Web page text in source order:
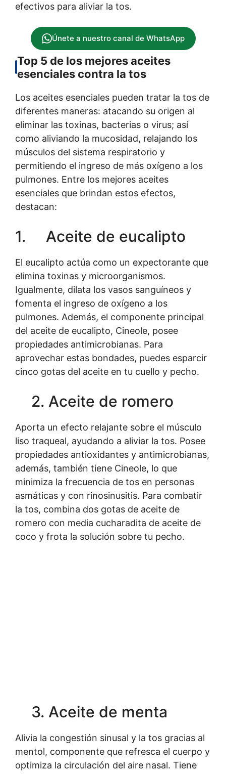
efectivos para aliviar la tos.
Únete a nuestro canal de WhatsApp
Top 5 de los mejores aceites
esenciales contra la tos
Los aceites esenciales pueden tratar la tos de
diferentes maneras: atacando su origen al
eliminar las toxinas, bacterias o virus; así
como aliviando la mucosidad, relajando los
músculos del sistema respiratorio y
permitiendo el ingreso de más oxígeno a los
pulmones. Entre los mejores aceites
esenciales que brindan estos efectos,
destacan:
1. Aceite de eucalipto
El eucalipto actúa como un expectorante que
elimina toxinas y microorganismos.
Igualmente, dilata los vasos sanguíneos y
fomenta el ingreso de oxígeno a los
pulmones. Además, el componente principal
del aceite de eucalipto, Cineole, posee
propiedades antimicrobianas. Para
aprovechar estas bondades, puedes esparcir
cinco gotas del aceite en tu cuello y pecho.
2. Aceite de romero
Aporta un efecto relajante sobre el músculo
liso traqueal, ayudando a aliviar la tos. Posee
propiedades antioxidantes y antimicrobianas,
además, también tiene Cineole, lo que
minimiza la frecuencia de tos en personas
asmáticas y con rinosinusitis. Para combatir
la tos, combina dos gotas de aceite de
romero con media cucharadita de aceite de
coco y frota la solución sobre tu pecho.
3. Aceite de menta
Alivia la congestión sinusal y la tos gracias al
mentol, componente que refresca el cuerpo y
optimiza la circulación del aire nasal. Tiene